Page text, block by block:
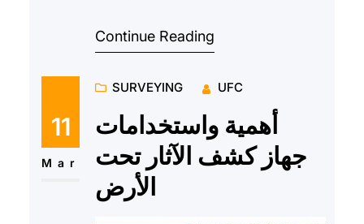
وتطورت طرق البح…
Continue Reading
11
Mar
SURVEYING UFC
أهمية واستخدامات
جهاز كشف الآثار تحت
الأرض